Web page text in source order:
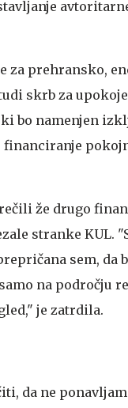
za prehransko,
skrb za
bo namenjen
že drugo
stranke KUL.
sem, da
na področju
je zatrdila.
da ne